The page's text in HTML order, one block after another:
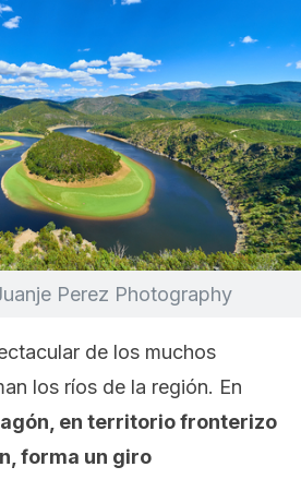
Perez Photography
de los muchos
los ríos de la región. En
en territorio fronterizo
forma un giro